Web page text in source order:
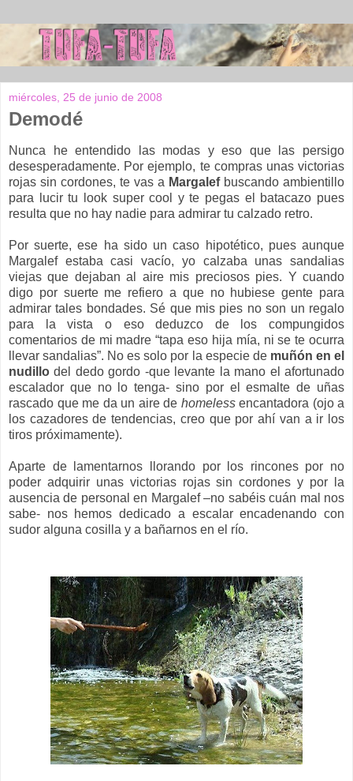
miércoles, 25 de junio de 2008
Demodé
Nunca he entendido las modas y eso que las persigo
desesperadamente. Por ejemplo, te compras unas victorias
rojas sin cordones, te vas a Margalefbuscando ambientillo
para lucir tu look super cool y te pegas el batacazo pues
resulta que no hay nadie para admirar tu calzado retro.
Por suerte, ese ha sido un caso hipotético, pues aunque
Margalef estaba casi vacío, yo calzaba unas sandalias
viejas que dejaban al aire mis preciosos pies. Y cuando
digo por suerte me refiero a que no hubiese gente para
admirar tales bondades. Sé que mis pies no son un regalo
para la vista o eso deduzco de los compungidos
comentarios de mi madre “tapa eso hija mía, ni se te ocurra
llevar sandalias”. No es solo por la especie de muñón en el
nudillo del dedo gordo -que levante la mano el afortunado
escalador que no lo tenga- sino por el esmalte de uñas
rascado que me da un aire de homelessencantadora (ojo a
los cazadores de tendencias, creo que por ahí van a ir los
tiros próximamente).
Aparte de lamentarnos llorando por los rincones por no
poder adquirir unas victorias rojas sin cordones y por la
ausencia de personal en Margalef –no sabéis cuán mal nos
sabe- nos hemos dedicado a escalar encadenando con
sudor alguna cosilla y a bañarnos en el río.